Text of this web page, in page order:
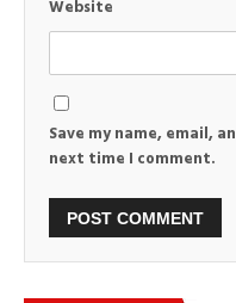
Website
Save my name, email,
next time I comment.